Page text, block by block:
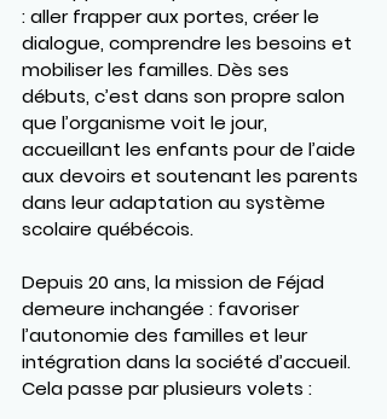
: aller frapper aux portes, créer le
dialogue, comprendre les besoins et
mobiliser les familles. Dès ses
débuts, c’est dans son propre salon
que l’organisme voit le jour,
accueillant les enfants pour de l’aide
aux devoirs et soutenant les parents
dans leur adaptation au système
scolaire québécois.
Depuis 20 ans, la mission de Féjad
demeure inchangée : favoriser
l’autonomie des familles et leur
intégration dans la société d’accueil.
Cela passe par plusieurs volets :